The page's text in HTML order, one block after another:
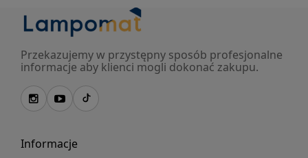
Przekazujemy w przystępny sposób profesjonalne
informacje aby klienci mogli dokonać zakupu.
Informacje